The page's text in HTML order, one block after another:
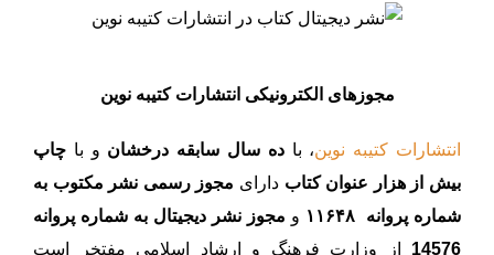
مجوزهای الکترونیکی انتشارات کتیبه نوین
انتشارات کتیبه نوین، باده سال سابقه درخشان و با چاپ
بیش از هزار عنوان کتاب دارای مجوز رسمی نشر مکتوب به
شماره پروانه ۱۱۶۴۸
و مجوز نشر دیجیتال به شماره پروانه
14576 از وزارت فرهنگ و ارشاد اسلامی مفتخر است